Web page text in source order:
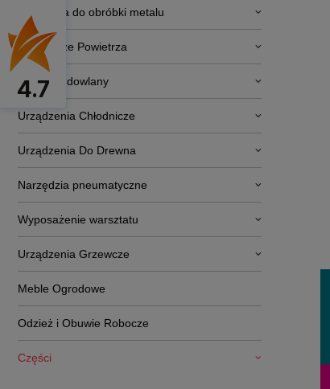
Narzędzia do obróbki metalu
Osuszacze Powietrza
Sprzęt budowlany
Urządzenia Chłodnicze
Urządzenia Do Drewna
Narzędzia pneumatyczne
Wyposażenie warsztatu
Urządzenia Grzewcze
Meble Ogrodowe
Odzież i Obuwie Robocze
Części
4.7